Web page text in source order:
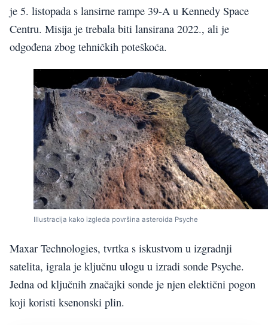
je 5. listopada s lansirne rampe 39-A u Kennedy Space
Centru. Misija je trebala biti lansirana 2022., ali je
odgođena zbog tehničkih poteškoća.
Illustracija kako izgleda površina asteroida Psyche
Maxar Technologies, tvrtka s iskustvom u izgradnji
satelita, igrala je ključnu ulogu u izradi sonde Psyche.
Jedna od ključnih značajki sonde je njen elektični pogon
koji koristi ksenonski plin.